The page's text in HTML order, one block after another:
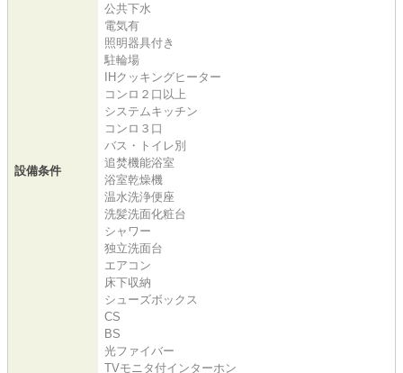
設備条件
公共下水
電気有
照明器具付き
駐輪場
IHクッキングヒーター
コンロ２口以上
システムキッチン
コンロ３口
バス・トイレ別
追焚機能浴室
浴室乾燥機
温水洗浄便座
洗髪洗面化粧台
シャワー
独立洗面台
エアコン
床下収納
シューズボックス
CS
BS
光ファイバー
TVモニタ付インターホン